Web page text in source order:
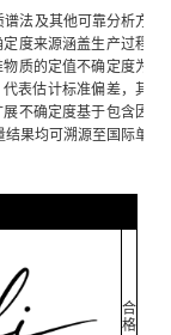
法及其他可靠分析方
度来源涵盖生产过程
质的定值不确定度为
表估计标准偏差，其
不确定度基于包含因
果均可溯源至国际单
合
格